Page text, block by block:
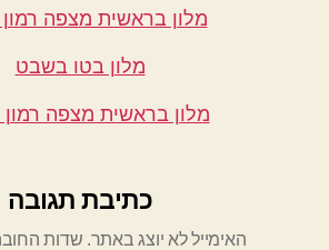
מלון בראשית מצפה
מלון בטו בשבט
מלון בראשית מצפה רמון
כתיבת תגובה
האימייל לא יוצג באתר. שדות